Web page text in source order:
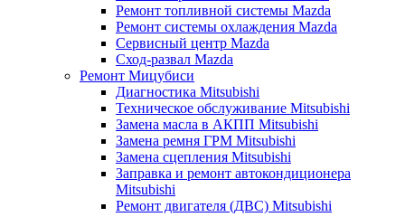
Ремонт топливной системы Mazda
Ремонт системы охлаждения Mazda
Сервисный центр Mazda
Сход-развал Mazda
Ремонт Мицубиси
Диагностика Mitsubishi
Техническое обслуживание Mitsubishi
Замена масла в АКПП Mitsubishi
Замена ремня ГРМ Mitsubishi
Замена сцепления Mitsubishi
Заправка и ремонт автокондиционера
Mitsubishi
Ремонт двигателя (ДВС) Mitsubishi